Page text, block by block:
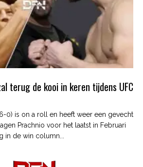
terug de kooi in keren tijdens UFC
0) is on a roll en heeft weer een gevecht
Prachnio voor het laatst in Februari
in de win column...